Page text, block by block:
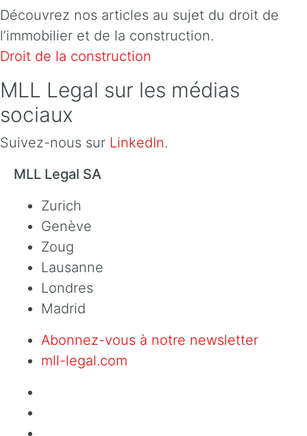
Découvrez nos articles au sujet du droit de
l’immobilier et de la construction.
Droit de la construction
MLL Legal sur les médias
sociaux
Suivez-nous sur LinkedIn.
MLL Legal SA
Zurich
Genève
Zoug
Lausanne
Londres
Madrid
Abonnez-vous à notre newsletter
mll-legal.com